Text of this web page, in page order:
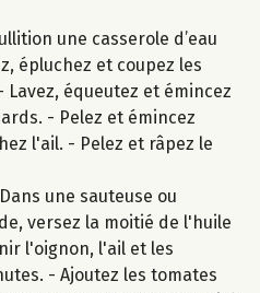
une casserole d’eau
épluchez et coupez les
équeutez et émincez
- Pelez et émincez
l'ail. - Pelez et râpez le
Dans une sauteuse ou
versez la moitié de l'huile
l'oignon, l'ail et les
- Ajoutez les tomates